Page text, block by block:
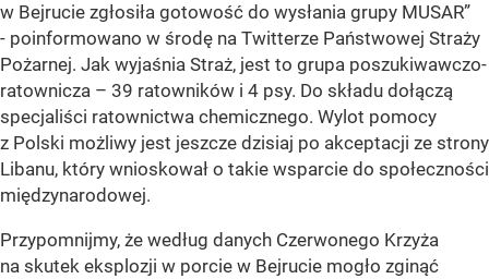
w Bejrucie zgłosiła gotowość do wysłania grupy MUSAR”
- poinformowano w środę na Twitterze Państwowej Straży
Pożarnej. Jak wyjaśnia Straż, jest to grupa poszukiwawczo-
ratownicza – 39 ratowników i 4 psy. Do składu dołączą
specjaliści ratownictwa chemicznego. Wylot pomocy
z Polski możliwy jest jeszcze dzisiaj po akceptacji ze strony
Libanu, który wnioskował o takie wsparcie do społeczności
międzynarodowej.
Przypomnijmy, że według danych Czerwonego Krzyża
na skutek eksplozji w porcie w Bejrucie mogło zginąć